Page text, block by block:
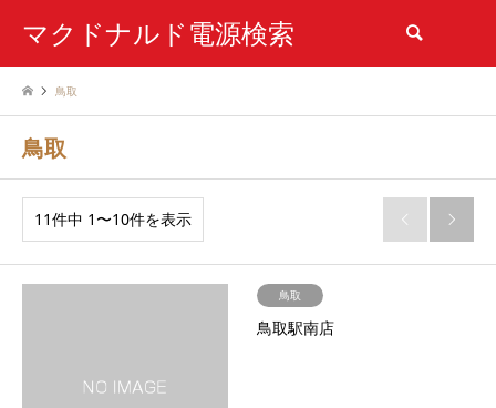
マクドナルド電源検索
鳥取
鳥取
11件中 1〜10件を表示  
鳥取
鳥取駅南店